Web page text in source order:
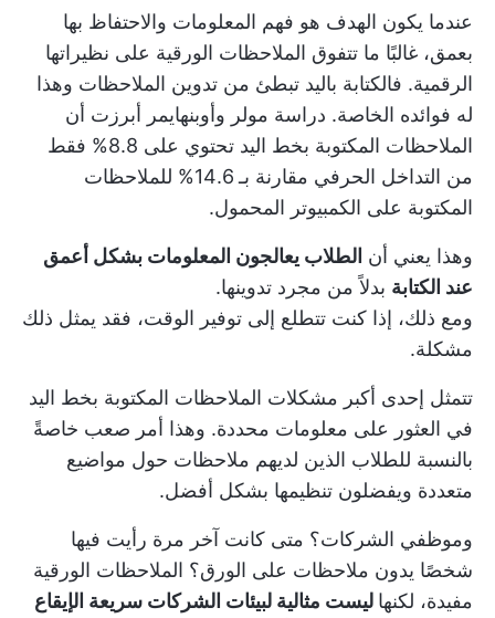
عندما يكون الهدف هو فهم المعلومات والاحتفاظ بها
بعمق، غالبًا ما تتفوق الملاحظات الورقية على نظيراتها
الرقمية. فالكتابة باليد تبطئ من تدوين الملاحظات وهذا
له فوائده الخاصة. دراسة مولر وأوبنهايمر أبرزت أن
الملاحظات المكتوبة بخط اليد تحتوي على 8.8% فقط
من التداخل الحرفي مقارنة بـ 14.6% للملاحظات
المكتوبة على الكمبيوتر المحمول.
وهذا يعني أن الطلاب يعالجون المعلومات بشكل أعمق
عند الكتابة بدلاً من مجرد تدوينها.
ومع ذلك، إذا كنت تتطلع إلى توفير الوقت، فقد يمثل ذلك
مشكلة.
تتمثل إحدى أكبر مشكلات الملاحظات المكتوبة بخط اليد
في العثور على معلومات محددة. وهذا أمر صعب خاصةً
بالنسبة للطلاب الذين لديهم ملاحظات حول مواضيع
متعددة ويفضلون تنظيمها بشكل أفضل.
وموظفي الشركات؟ متى كانت آخر مرة رأيت فيها
شخصًا يدون ملاحظات على الورق؟ الملاحظات الورقية
مفيدة، لكنها ليست مثالية لبيئات الشركات سريعة الإيقاع